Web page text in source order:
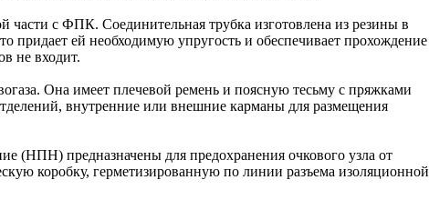
части с ФПК. Соединительная трубка изготовлена из резины в
придает ей необходимую упругость и обеспечивает прохождение
не входит.
Она имеет плечевой ремень и поясную тесьму с пряжками
внутренние или внешние карманы для размещения
(НПН) предназначены для предохранения очкового узла от
коробку, герметизированную по линии разъема изоляционной